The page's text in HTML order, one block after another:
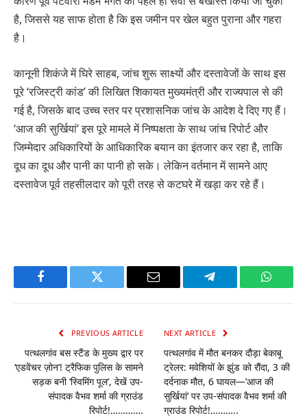
है, जिससे यह साफ होता है कि इस जमीन पर खेल बहुत पुराना और गहरा
है।
कानूनी शिकंजे में घिरे साहब, जांच शुरू साक्ष्यों और दस्तावेजों के साथ इस
पूरे ‘रजिस्ट्री कांड’ की लिखित शिकायत मुख्यमंत्री और राज्यपाल से की
गई है, जिसके बाद उच्च स्तर पर प्रशासनिक जांच के आदेश दे दिए गए हैं।
‘आज की सुर्खियां’ इस पूरे मामले में निष्पक्षता के साथ जांच रिपोर्ट और
जिम्मेदार अधिकारियों के आधिकारिक बयान का इंतजार कर रहा है, ताकि
दूध का दूध और पानी का पानी हो सके। लेकिन वर्तमान में सामने आए
दस्तावेज पूर्व तहसीलदार को पूरी तरह से कटघरे में खड़ा कर रहे हैं।
Facebook Twitter Email Telegram
PREVIOUS ARTICLE
पत्थलगांव बस स्टैंड के मुख्य द्वार पर
‘एडवेंचर ज़ोन’! ट्रैफिक पुलिस के सामने
सड़क बनी ‘स्विमिंग पूल’, देखें उप-
संपादक वैभव शर्मा की ग्राउंड
रिपोर्ट!………….
NEXT ARTICLE
पत्थलगांव में मौत बनकर दौड़ा बेकाबू
ट्रेलर: मवेशियों के झुंड को रौंदा, 3 की
दर्दनाक मौत, 6 घायल—’आज की
सुर्खियां’ पर उप-संपादक वैभव शर्मा की
ग्राउंड रिपोर्ट!………..